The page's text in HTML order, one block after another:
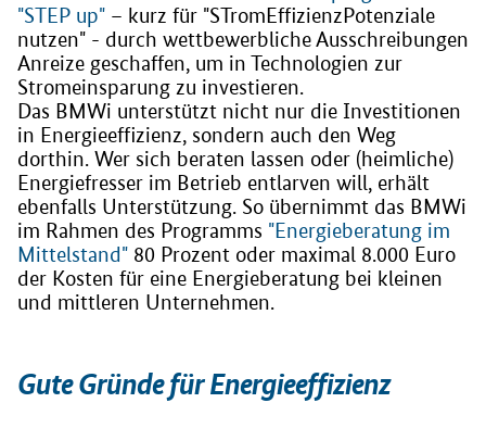
"STEP up" – kurz für "STromEffizienzPotenziale
nutzen" - durch wettbewerbliche Ausschreibungen
Anreize geschaffen, um in Technologien zur
Stromeinsparung zu investieren.
Das BMWi unterstützt nicht nur die Investitionen
in Energieeffizienz, sondern auch den Weg
dorthin. Wer sich beraten lassen oder (heimliche)
Energiefresser im Betrieb entlarven will, erhält
ebenfalls Unterstützung. So übernimmt das BMWi
im Rahmen des Programms "Energieberatung im
Mittelstand" 80 Prozent oder maximal 8.000 Euro
der Kosten für eine Energieberatung bei kleinen
und mittleren Unternehmen.
Gute Gründe für Energieeffizienz